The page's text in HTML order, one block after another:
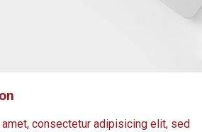
consectetur adipisicing elit, sed